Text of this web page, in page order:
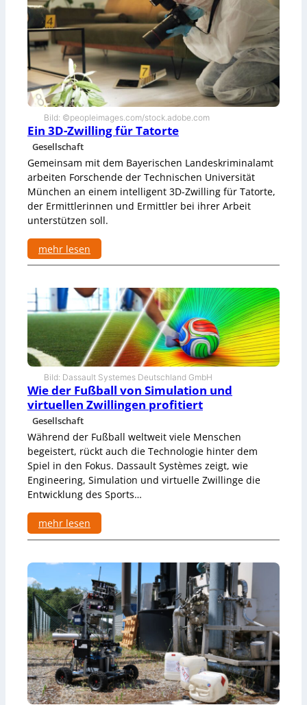
l
a
t
z
1
7
i
e
z
e
i
g
t
M
s
r
a
e
n
g
e
b
e
r
i
c
h
-
e
r
o
p
ä
i
s
h
e
n
o
u
t
e
r
-
H
e
r
s
t
Bild: ©peopleimages.com/stock.adobe.com
Ein 3D-Zwilling für Tatorte
Gesellschaft
Gemeinsam mit dem Bayerischen Landeskriminalamt
arbeiten Forschende der Technischen Universität
München an einem intelligent 3D-Zwilling für Tatorte,
der Ermittlerinnen und Ermittler bei ihrer Arbeit
unterstützen soll.
mehr lesen
:
n
3
-
Z
w
l
l
i
g
f
ü
r
T
a
t
r
e
Bild: Dassault Systemes Deutschland GmbH
Wie der Fußball von Simulation und
virtuellen Zwillingen profitiert
Gesellschaft
Während der Fußball weltweit viele Menschen
begeistert, rückt auch die Technologie hinter dem
Spiel in den Fokus. Dassault Systèmes zeigt, wie
Engineering, Simulation und virtuelle Zwillinge die
Entwicklung des Sports…
mehr lesen
:
i
e
d
e
r
u
ß
b
a
l
l